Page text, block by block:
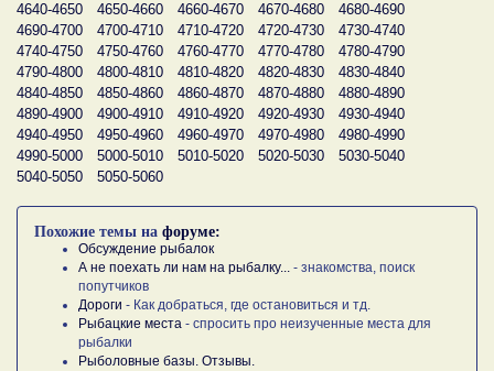
4640-4650
4650-4660 4660-4670 4670-4680
4680-4690
4690-4700
4700-4710 4710-4720 4720-4730
4730-4740
4740-4750
4750-4760 4760-4770 4770-4780
4780-4790
4790-4800
4800-4810 4810-4820 4820-4830
4830-4840
4840-4850
4850-4860 4860-4870 4870-4880
4880-4890
4890-4900
4900-4910 4910-4920 4920-4930
4930-4940
4940-4950
4950-4960 4960-4970 4970-4980
4980-4990
4990-5000
5000-5010 5010-5020 5020-5030
5030-5040
5040-5050
5050-5060
Похожие темы на форуме:
Обсуждение рыбалок
А не поехать ли нам на рыбалку... - знакомства, поиск
попутчиков
Дороги - Как добраться, где остановиться и тд.
Рыбацкие места - спросить про неизученные места для
рыбалки
Рыболовные базы. Отзывы.